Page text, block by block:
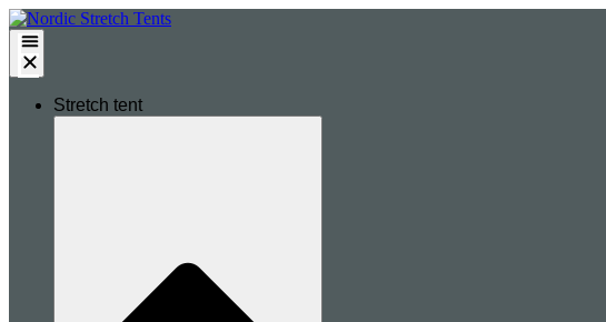
Stretch tent